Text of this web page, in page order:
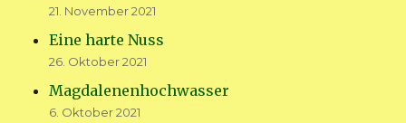
21. November 2021
Eine harte Nuss
26. Oktober 2021
Magdalenenhochwasser
6. Oktober 2021